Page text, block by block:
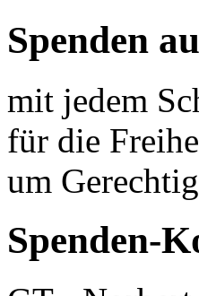
Spenden
mit jedem
für die
um
Spenden-